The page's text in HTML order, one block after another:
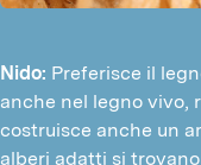
Nido: Preferisce il
anche nel legno vivo,
costruisce anche un
alberi adatti si